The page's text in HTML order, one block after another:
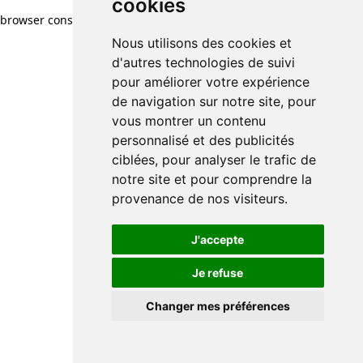
cookies
Nous utilisons des cookies et
d'autres technologies de suivi
pour améliorer votre expérience
de navigation sur notre site, pour
vous montrer un contenu
personnalisé et des publicités
ciblées, pour analyser le trafic de
notre site et pour comprendre la
provenance de nos visiteurs.
J'accepte
Je refuse
Changer mes préférences
browser console for more information)